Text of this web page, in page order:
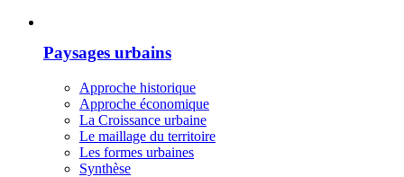
Paysages urbains
Approche historique
Approche économique
La Croissance urbaine
Le maillage du territoire
Les formes urbaines
Synthèse